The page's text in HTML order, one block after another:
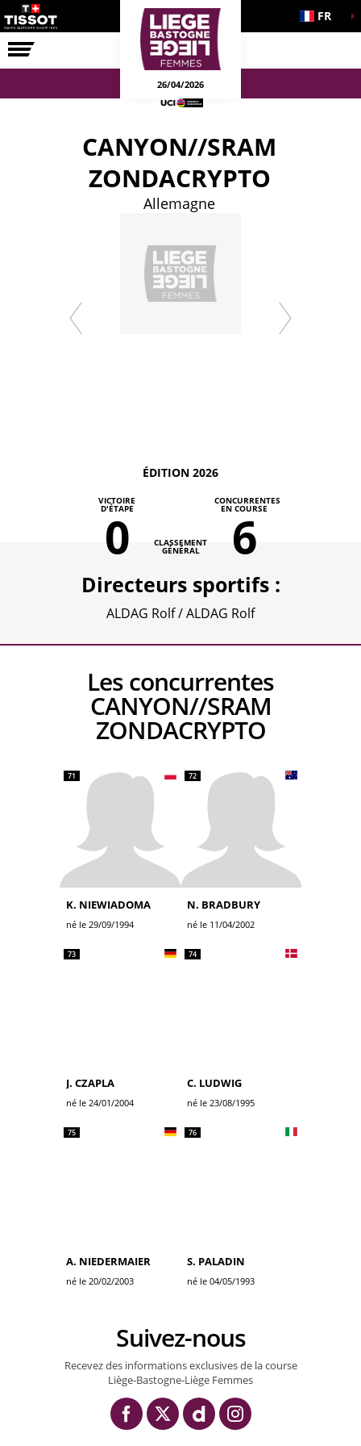
COURSE FR
26/04/2026
CANYON//SRAM
ZONDACRYPTO
Allemagne
ÉDITION 2026
VICTOIRE
D'ÉTAPE
0 CLASSEMENT
GÉNÉRAL
CONCURRENTES
EN COURSE
6
Directeurs sportifs :
ALDAG Rolf / ALDAG Rolf
Les concurrentes
CANYON//SRAM
ZONDACRYPTO
71
K. NIEWIADOMA
né le 29/09/1994
72
N. BRADBURY
né le 11/04/2002
73
J. CZAPLA
né le 24/01/2004
74
C. LUDWIG
né le 23/08/1995
75
A. NIEDERMAIER
né le 20/02/2003
76
S. PALADIN
né le 04/05/1993
Suivez-nous
Recevez des informations exclusives de la course
Liège-Bastogne-Liège Femmes